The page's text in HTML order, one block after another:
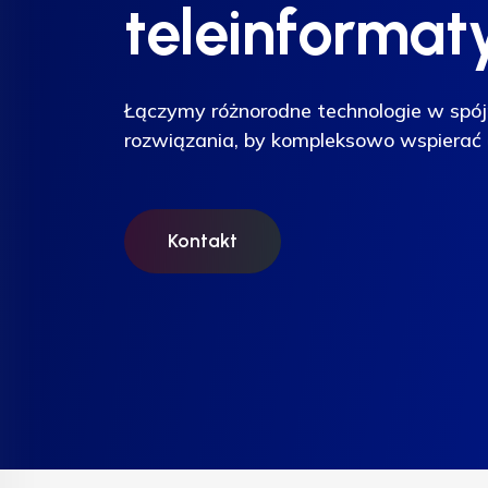
Łączymy różnorodne technologie w
rozwiązania, by kompleksowo
Kontakt
Łączymy różnorodne technologie w
rozwiązania, by kompleksowo
Kontakt
Łączymy różnorodne technologie w
rozwiązania, by kompleksowo
Kontakt